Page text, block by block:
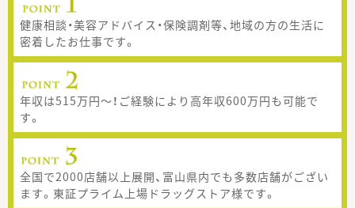
健康相談・美容アドバイス・保険調剤等、地域の方の生活に
密着したお仕事です。
年収は515万円～！ご経験により高年収600万円も可能で
す。
全国で2000店舗以上展開、富山県内でも多数店舗がござい
ます。東証プライム上場ドラッグストア様です。